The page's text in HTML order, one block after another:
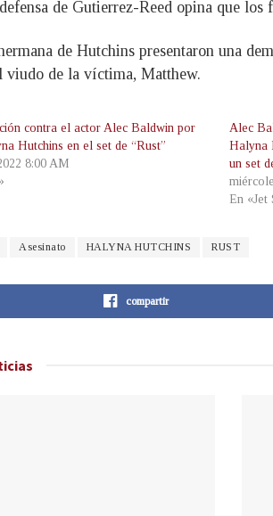
de Gutierrez-Reed opina que los
de Hutchins presentaron una
viudo de la víctima, Matthew.
contra el actor Alec Baldwin por
Hutchins en el set de “Rust”
8:00 AM
Alec
Halyna
un set
En «Jet
Asesinato HALYNA HUTCHINS RUST
compartir